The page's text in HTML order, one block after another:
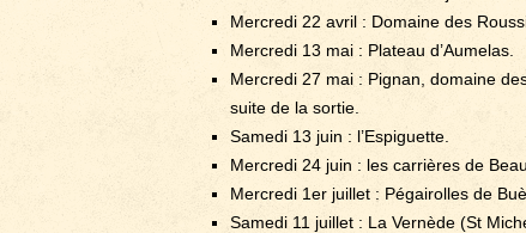
Mercredi 22 avril : Domaine des
Mercredi 13 mai : Plateau d’Aumelas.
Mercredi 27 mai : Pignan, domaine
suite de la sortie.
Samedi 13 juin : l’Espiguette.
Mercredi 24 juin : les carrières de
Mercredi 1er juillet : Pégairolles de
Samedi 11 juillet : La Vernède (St